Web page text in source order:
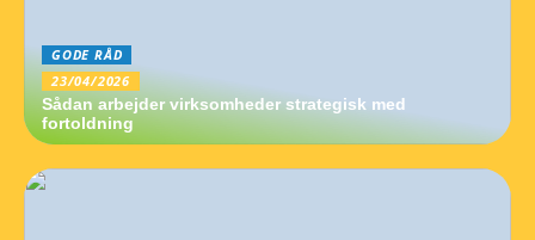
GODE RÅD
23/04/2026
Sådan arbejder virksomheder strategisk med
fortoldning